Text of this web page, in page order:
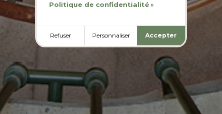
Politique de confidentialité»
Refuser Personnaliser Accepter